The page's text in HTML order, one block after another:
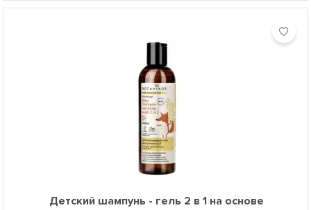
Детский шампунь - гель 2 в 1 на основе